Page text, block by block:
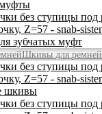
зубчатых муфт
Шкивы для ремней
шкивы